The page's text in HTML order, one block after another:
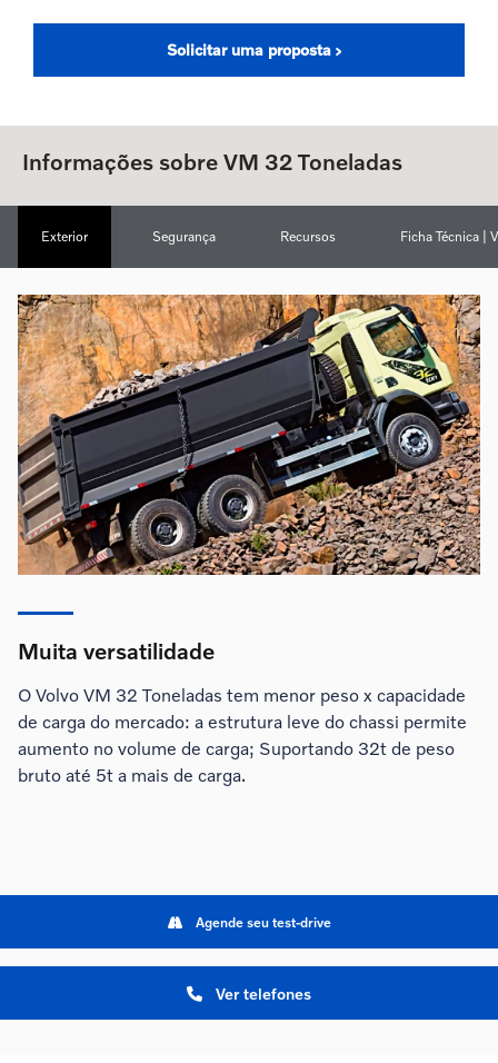
Solicitar uma proposta
Informações sobre VM 32 Toneladas
Exterior Segurança Recursos Ficha Técnica |
Muita versatilidade
O Volvo VM 32 Toneladas tem menor peso x capacidade
de carga do mercado: a estrutura leve do chassi permite
aumento no volume de carga; Suportando 32t de peso
bruto até 5t a mais de carga.
Ver telefones
Agende seu test-drive